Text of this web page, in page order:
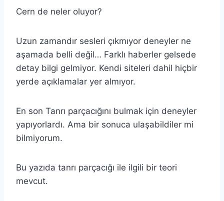
Cern de neler oluyor?
Uzun zamandır sesleri çıkmıyor deneyler ne
aşamada belli değil… Farklı haberler gelsede
detay bilgi gelmiyor. Kendi siteleri dahil hiçbir
yerde açıklamalar yer almıyor.
En son Tanrı parçacığını bulmak için deneyler
yapıyorlardı. Ama bir sonuca ulaşabildiler mi
bilmiyorum.
Bu yazıda tanrı parçacığı ile ilgili bir teori
mevcut.